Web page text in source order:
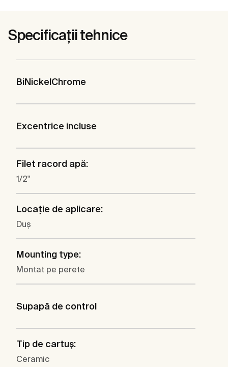
Specificații tehnice
BiNickelChrome
Excentrice incluse
Filet racord apă:
1/2"
Locaţie de aplicare:
Duş
Mounting type:
Montat pe perete
Supapă de control
Tip de cartuş:
Ceramic